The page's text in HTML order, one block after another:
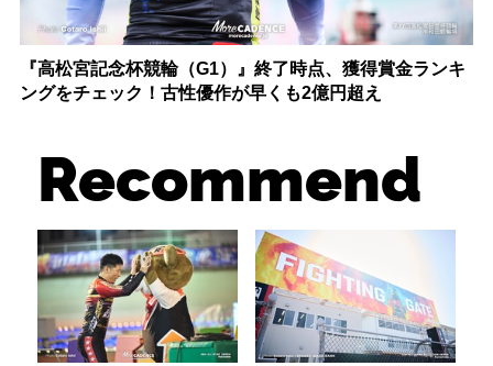
『高松宮記念杯競輪（G1）』終了時点、獲得賞金ランキ
ングをチェック！古性優作が早くも2億円超え
Recommend